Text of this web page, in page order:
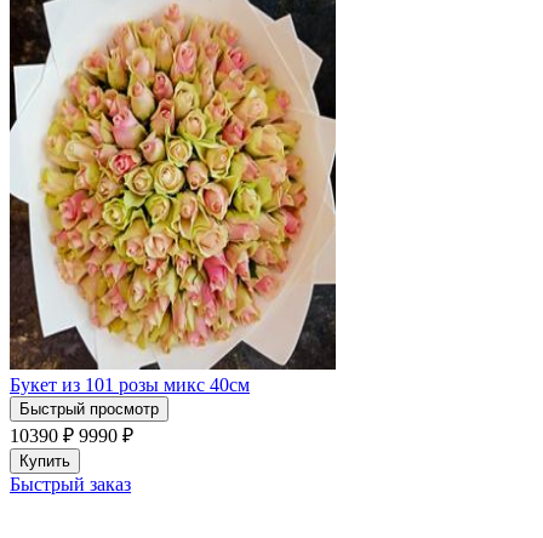
Букет из 101 розы микс 40см
Быстрый просмотр
10390 ₽ 9990 ₽
Купить
Быстрый заказ